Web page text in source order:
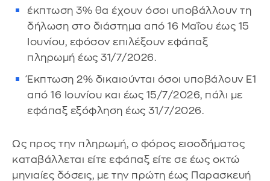
έκπτωση 3% θα έχουν όσοι υποβάλλουν τη
δήλωση στο διάστημα από 16 Μαΐου έως 15
Ιουνίου, εφόσον επιλέξουν εφάπαξ
πληρωμή έως 31/7/2026.
Έκπτωση 2% δικαιούνται όσοι υποβάλουν Ε1
από 16 Ιουνίου και έως 15/7/2026, πάλι με
εφάπαξ εξόφληση έως 31/7/2026.
Ως προς την πληρωμή, ο φόρος εισοδήματος
καταβάλλεται είτε εφάπαξ είτε σε έως οκτώ
μηνιαίες δόσεις, με την πρώτη έως Παρασκευή